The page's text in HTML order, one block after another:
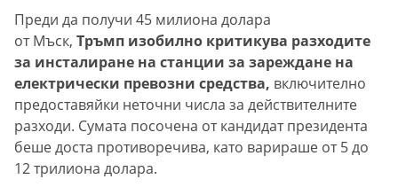
Преди да получи 45 милиона долара
от Мъск, Тръмп изобилно критикува разходите
за инсталиране на станции за зареждане на
електрически превозни средства, включително
предоставяйки неточни числа за действителните
разходи. Сумата посочена от кандидат президента
беше доста противоречива, като варираше от 5 до
12 трилиона долара.